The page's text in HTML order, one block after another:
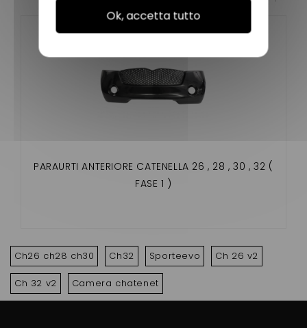
PARAURTI ANTERIORE CATENELLA 26 , 28 , 30 , 32 (
FASE 1 )
Ch26 ch28 ch30 Ch32 Sporteevo Ch 26 v2
Ch 32 v2 Camera chatenet
Ok, accetta tutto